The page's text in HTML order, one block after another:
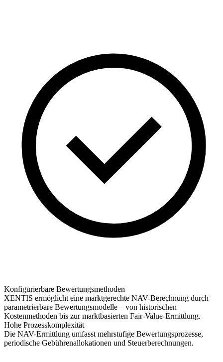
Konfigurierbare Bewertungsmethoden
XENTIS ermöglicht eine marktgerechte NAV-Berechnung durch
parametrierbare Bewertungsmodelle – von historischen
Kostenmethoden bis zur marktbasierten Fair-Value-Ermittlung.
Hohe Prozesskomplexität
Die NAV-Ermittlung umfasst mehrstufige Bewertungsprozesse,
periodische Gebührenallokationen und Steuerberechnungen.